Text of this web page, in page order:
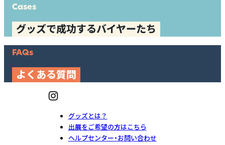
Cases
グッズで成功するバイヤーたち
FAQs
よくある質問
グッズとは？
出展をご希望の方はこちら
ヘルプセンター・お問い合わせ